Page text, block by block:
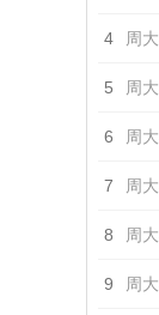
4 周
5 周
6 周
7 周
8 周
9 周